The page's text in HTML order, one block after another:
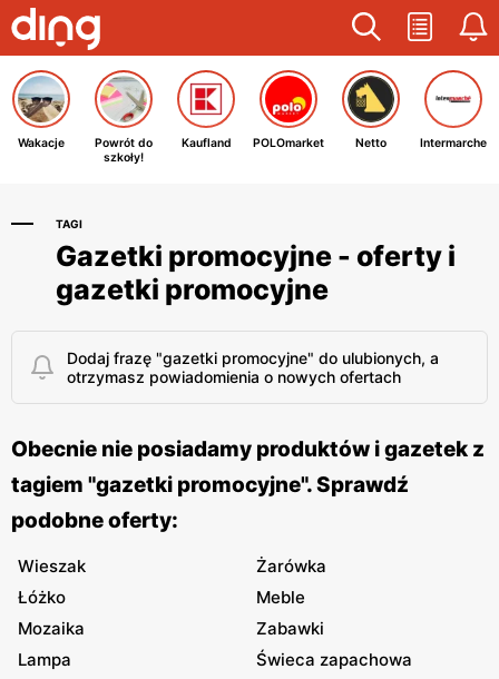
Wakacje
Powrót do
szkoły!
Kaufland POLOmarket Netto Intermarche
TAGI
Gazetki promocyjne - oferty i
gazetki promocyjne
Dodaj frazę "gazetki promocyjne" do ulubionych, a
otrzymasz powiadomienia o nowych ofertach
Obecnie nie posiadamy produktów i gazetek z
tagiem "gazetki promocyjne". Sprawdź
podobne oferty:
Wieszak
Żarówka
Łóżko
Meble
Mozaika
Zabawki
Lampa
Świeca zapachowa